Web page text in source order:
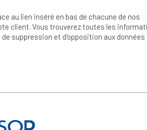
au lien inséré en bas de chacune de nos
client. Vous trouverez toutes les
suppression et d'opposition aux données